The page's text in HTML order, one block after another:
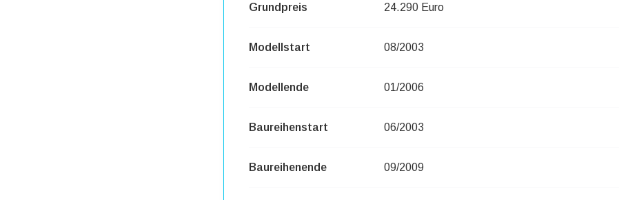
Grundpreis 24.290 Euro
Modellstart 08/2003
Modellende 01/2006
Baureihenstart 06/2003
Baureihenende 09/2009